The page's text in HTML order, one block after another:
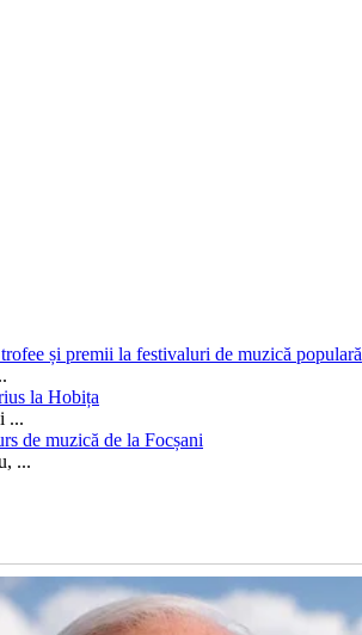
și premii la festivaluri de muzică populară
la Hobița
...
de muzică de la Focșani
...